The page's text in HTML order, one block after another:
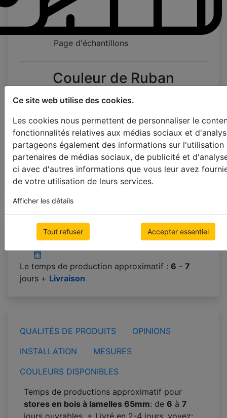
Ce site web utilise des cookies.
Les cookies nous permettent de personnaliser le
fonctionnalités relatives aux médias sociaux et
partageons également des informations sur
partenaires de médias sociaux, de publicité et
ci avec d'autres informations que vous leur avez
de votre utilisation de leurs services.
Afficher les détails
Tout refuser Accepter essentiel
Page d'échantillons
Couleur de Ruban
utilisez cordon d'échelle
38mm
L'étape suivante
Poids approximatif: 1.7 kg
Hauteur approximative du colis:160 mm (16%)
Le temps de production approximatif : 6 - 7
jours + Livraison
QUALITÉS DE PRODUITS
OPINIONS
INSTALLATION
MESURES
COULEURS DISPONIBLES
Temps de productions approximatif pour
stores en bois à lamelles 65mm: de 6 à 7